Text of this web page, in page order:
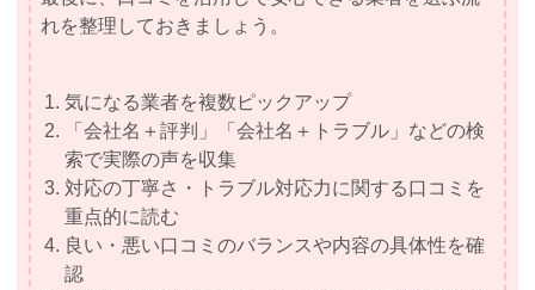
れを整理しておきましょう。
気になる業者を複数ピックアップ
「会社名＋評判」「会社名＋トラブル」などの検
索で実際の声を収集
対応の丁寧さ・トラブル対応力に関する口コミを
重点的に読む
良い・悪い口コミのバランスや内容の具体性を確
認